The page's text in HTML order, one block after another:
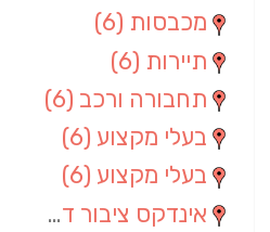
מכבסות (6)
תיירות (6)
תחבורה ורכב (6)
בעלי מקצוע (6)
בעלי מקצוע (6)
אינדקס ציבור דתי